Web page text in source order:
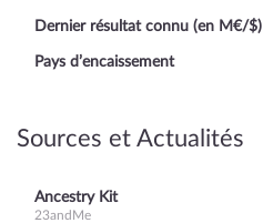
Dernier résultat connu (en M€/$)
Pays d’encaissement
Sources et Actualités
Ancestry Kit
23andMe